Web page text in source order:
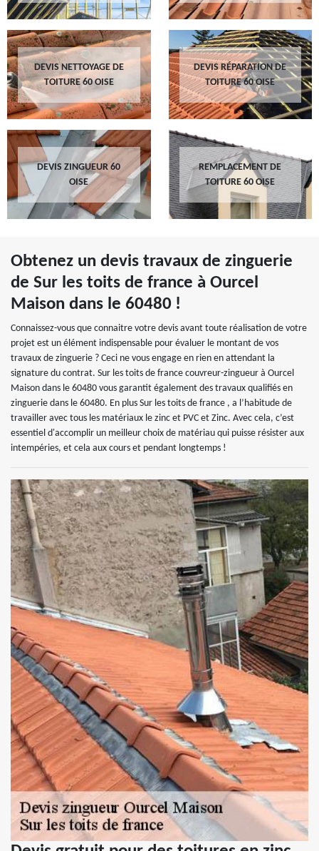
DEVIS NETTOYAGE DE
TOITURE 60 OISE
DEVIS RÉPARATION DE
TOITURE 60 OISE
DEVIS ZINGUEUR 60
OISE
REMPLACEMENT DE
TOITURE 60 OISE
Obtenez un devis travaux de zinguerie
de Sur les toits de france à Ourcel
Maison dans le 60480 !
Connaissez-vous que connaitre votre devis avant toute réalisation de votre
projet est un élément indispensable pour évaluer le montant de vos
travaux de zinguerie ? Ceci ne vous engage en rien en attendant la
signature du contrat. Sur les toits de france couvreur-zingueur à Ourcel
Maison dans le 60480 vous garantit également des travaux qualifiés en
zinguerie dans le 60480. En plus Sur les toits de france , a l’habitude de
travailler avec tous les matériaux le zinc et PVC et Zinc. Avec cela, c’est
essentiel d'accomplir un meilleur choix de matériau qui puisse résister aux
intempéries, et cela aux cours et pendant longtemps !